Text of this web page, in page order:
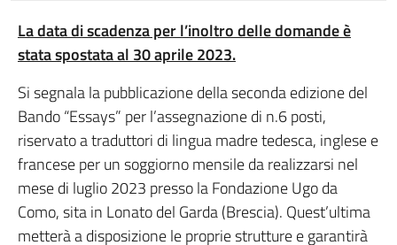
La data di scadenza per l’inoltro delle domande è
stata spostata al 30 aprile 2023.
Si segnala la pubblicazione della seconda edizione del
Bando “Essays” per l’assegnazione di n.6 posti,
riservato a traduttori di lingua madre tedesca, inglese e
francese per un soggiorno mensile da realizzarsi nel
mese di luglio 2023 presso la Fondazione Ugo da
Como, sita in Lonato del Garda (Brescia). Quest’ultima
metterà a disposizione le proprie strutture e garantirà